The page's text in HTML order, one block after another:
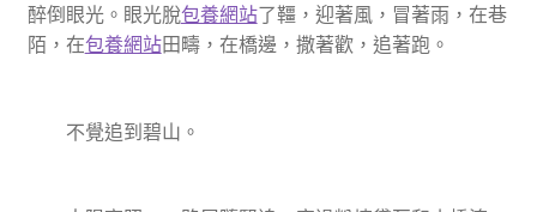
醉倒眼光。眼光脫包養網站了韁，迎著風，冒著雨，在巷
陌，在包養網站田疇，在橋邊，撒著歡，追著跑。
不覺追到碧山。